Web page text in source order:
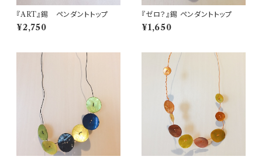
『ART』錫 ペンダントトップ
¥2,750
『ゼロ？』錫 ペンダントトップ
¥1,650